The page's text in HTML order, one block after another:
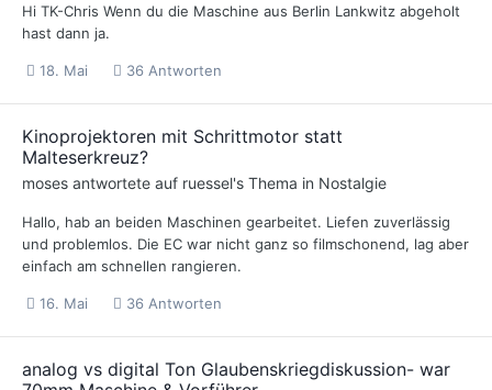
Hi TK-Chris Wenn du die Maschine aus Berlin Lankwitz abgeholt
hast dann ja.
18. Mai 36 Antworten
Kinoprojektoren mit Schrittmotor statt
Malteserkreuz?
moses antwortete auf ruessel's Thema in Nostalgie
Hallo, hab an beiden Maschinen gearbeitet. Liefen zuverlässig
und problemlos. Die EC war nicht ganz so filmschonend, lag aber
einfach am schnellen rangieren.
16. Mai 36 Antworten
analog vs digital Ton Glaubenskriegdiskussion- war